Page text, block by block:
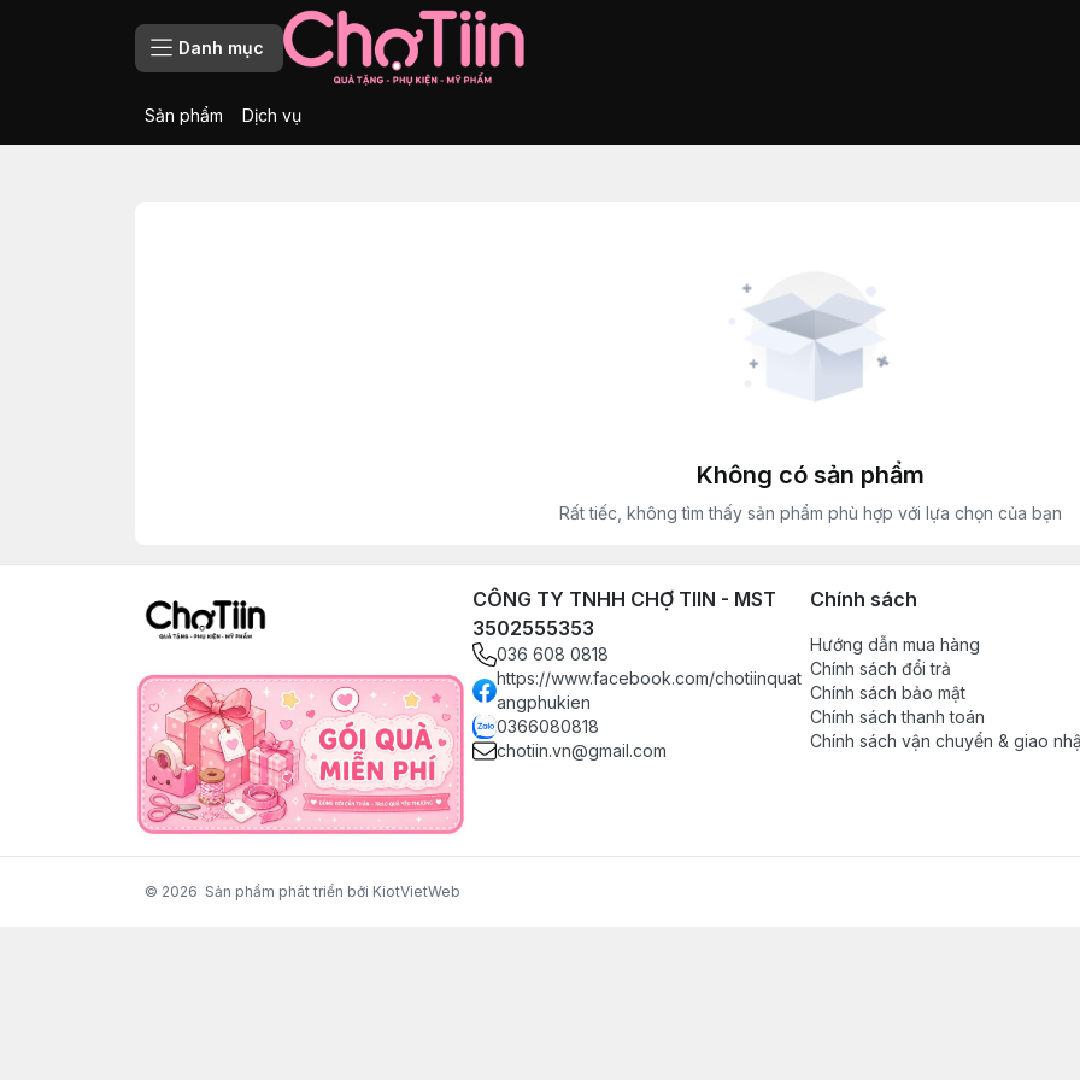
Danh mục
Sản phẩm Dịch vụ
Không có sản phẩm
Rất tiếc, không tìm thấy sản phẩm phù hợp với lựa chọn của bạn
CÔNG TY TNHH CHỢ TIIN - MST
3502555353
036 608 0818
https://www.facebook.com/chotiinquat
angphukien
0366080818
chotiin.vn@gmail.com
Chính sách
Hướng dẫn mua hàng
Chính sách đổi trả
Chính sách bảo mật
Chính sách thanh toán
Chính sách vận chuyển & giao
© 2026 Sản phẩm phát triển bởi KiotVietWeb